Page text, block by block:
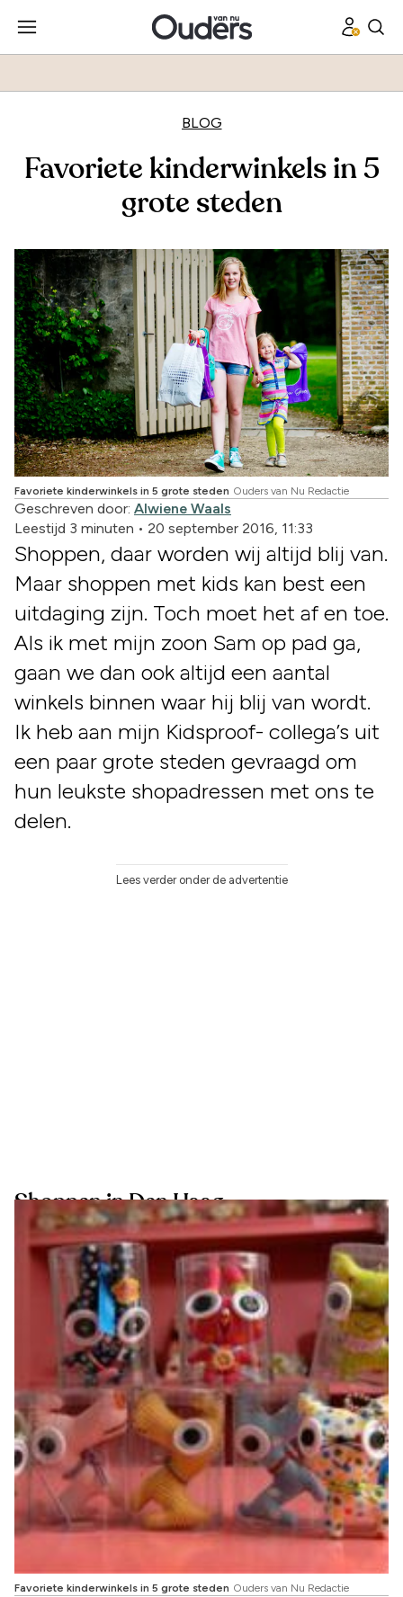
BLOG
Favoriete kinderwinkels in 5
grote steden
Favoriete kinderwinkels in 5 grote steden Ouders van Nu Redactie
Geschreven door: Alwiene Waals
Leestijd 3 minuten • 20 september 2016, 11:33
Shoppen, daar worden wij altijd blij van.
Maar shoppen met kids kan best een
uitdaging zijn. Toch moet het af en toe.
Als ik met mijn zoon Sam op pad ga,
gaan we dan ook altijd een aantal
winkels binnen waar hij blij van wordt.
Ik heb aan mijn Kidsproof- collega’s uit
een paar grote steden gevraagd om
hun leukste shopadressen met ons te
delen.
Lees verder onder de advertentie
Shoppen in Den Haag
Favoriete kinderwinkels in 5 grote steden Ouders van Nu Redactie